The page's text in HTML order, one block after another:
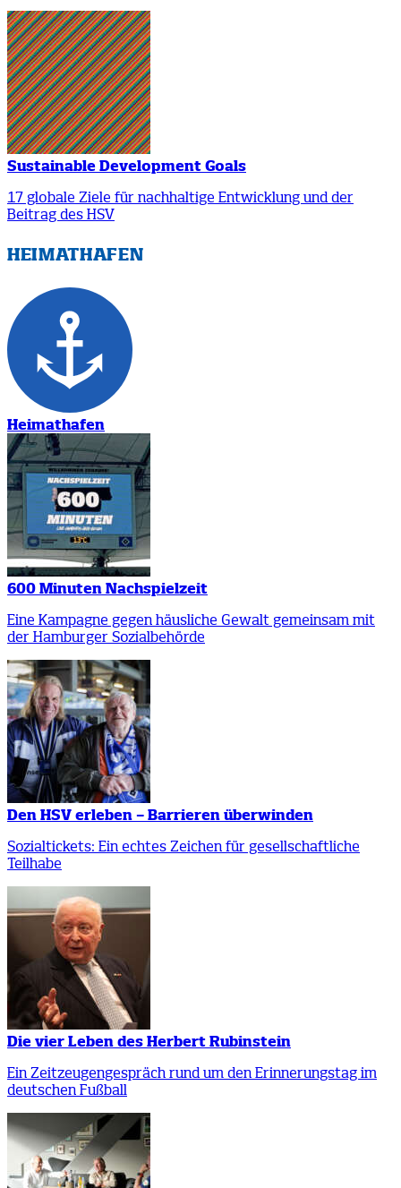
Sustainable Development Goals
17 globale Ziele für nachhaltige Entwicklung und der
Beitrag des HSV
HEIMATHAFEN
Heimathafen
600 Minuten Nachspielzeit
Eine Kampagne gegen häusliche Gewalt gemeinsam mit
der Hamburger Sozialbehörde
Den HSV erleben – Barrieren überwinden
Sozialtickets: Ein echtes Zeichen für gesellschaftliche
Teilhabe
Die vier Leben des Herbert Rubinstein
Ein Zeitzeugengespräch rund um den Erinnerungstag im
deutschen Fußball